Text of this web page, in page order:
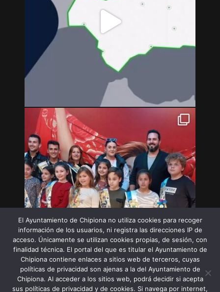
El Ayuntamiento de Chipiona no utiliza cookies para recoger
información de los usuarios, ni registra las direcciones IP de
acceso. Únicamente se utilizan cookies propias, de sesión, con
finalidad técnica. El portal del que es titular el Ayuntamiento de
Chipiona contiene enlaces a sitios web de terceros, cuyas
políticas de privacidad son ajenas a la del Ayuntamiento de
Chipiona. Al acceder a los sitios web, podrá decidir si acepta
sus políticas de privacidad y de cookies. Si navega por internet,